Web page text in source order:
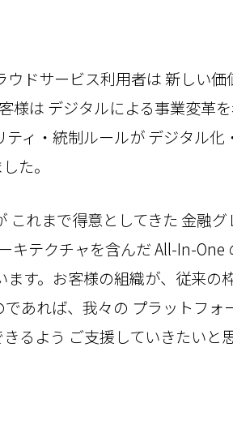
ドサービス利用者は 新しい
は デジタルによる事業変革を
ィ・統制ルールが デジタル
た。
れまで得意としてきた 金融グ
キテクチャを含んだ All-In-One
す。お客様の組織が、従来の
あれば、我々の プラットフォ
るよう ご支援していきたいと思